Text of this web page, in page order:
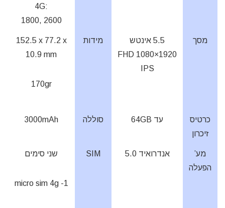
4G:
1800, 2600
מסך
5.5 אינטש
1920×1080 FHD
IPS
מידות
152.5 x 77.2 x
10.9 mm
170gr
כרטיס
זיכרון
עד 64GB סוללה 3000mAh
מע’
הפעלה
אנדרואיד 5.0 SIM שני סימים
1- micro sim 4g